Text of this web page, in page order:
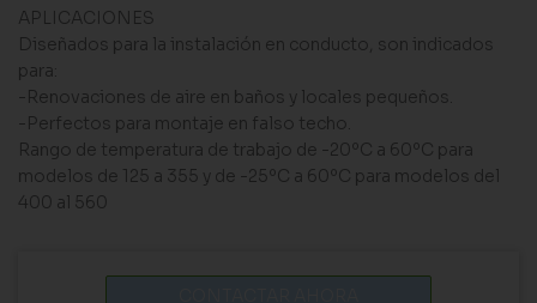
APLICACIONES
Diseñados para la instalación en conducto, son indicados
para:
-Renovaciones de aire en baños y locales pequeños.
-Perfectos para montaje en falso techo.
Rango de temperatura de trabajo de -20ºC a 60ºC para
modelos de 125 a 355 y de -25ºC a 60ºC para modelos del
400 al 560